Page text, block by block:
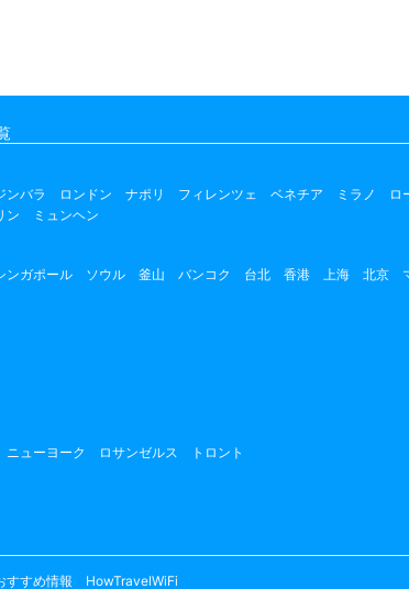
ンバラ ロンドン ナポリ フィレンツェ ベネチア ミラノ ロ
ン ミュンヘン
ンガポール ソウル 釜山 バンコク 台北 香港 上海 北京
ニューヨーク ロサンゼルス トロント
すすめ情報 HowTravelWiFi